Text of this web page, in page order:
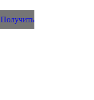
Получить